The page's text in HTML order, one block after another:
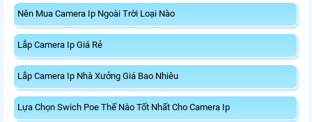
Nên Mua Camera Ip Ngoài Trời Loại Nào
Lắp Camera Ip Giá Rẻ
Lắp Camera Ip Nhà Xưởng Giá Bao Nhiêu
Lựa Chọn Swich Poe Thế Nào Tốt Nhất Cho Camera Ip